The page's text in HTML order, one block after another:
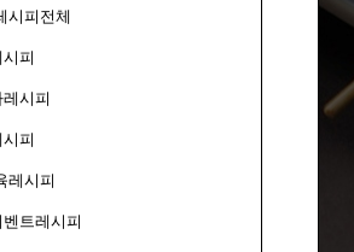
시피전체
피
레시피
피
레시피
벤트레시피